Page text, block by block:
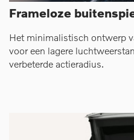
Frameloze
Het minimalistisch ontwerp
voor een lagere
verbeterde actieradius.